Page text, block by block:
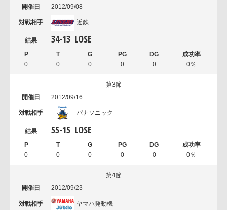
2012/09/08
近鉄
34-13 LOSE
0 0 0 0 0 0％
第3節
2012/09/16
パナソニック
55-15 LOSE
0 0 0 0 0 0％
第4節
2012/09/23
ヤマハ発動機